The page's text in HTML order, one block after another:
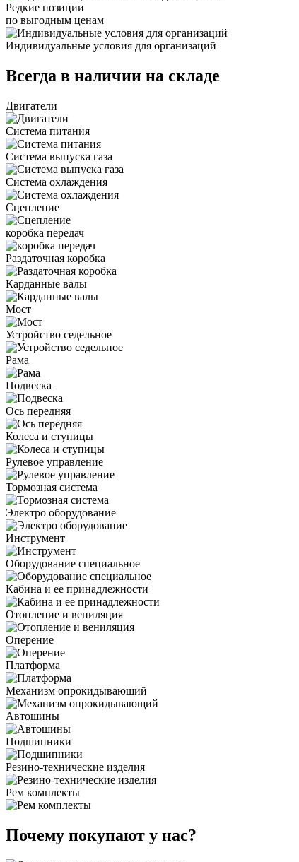
Редкие позиции
по выгодным ценам
Индивидуальные условия для организаций
Всегда в наличии на складе
Двигатели
Система питания
Система выпуска газа
Система охлаждения
Сцепление
коробка передач
Раздаточная коробка
Карданные валы
Мост
Устройство седельное
Рама
Подвеска
Ось передняя
Колеса и ступицы
Рулевое управление
Тормозная система
Электро оборудование
Инструмент
Оборудование специальное
Кабина и ее принадлежности
Отопление и вениляция
Оперение
Платформа
Механизм опрокидывающий
Автошины
Подшипники
Резино-технические изделия
Рем комплекты
Почему покупают у нас?